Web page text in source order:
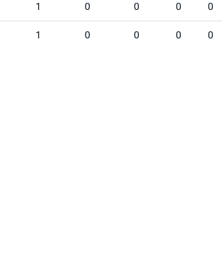
1 0 0 0 0
1 0 0 0 0